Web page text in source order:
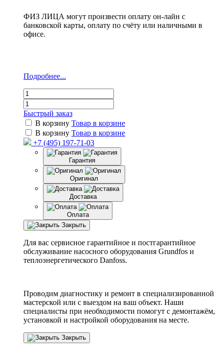
ФИЗ ЛИЦА могут произвести оплату он-лайн с
банковской карты, оплату по счёту или наличными в
офисе.
Подробнее...
Быстрый заказ
В корзину Товар в корзине
В корзину Товар в корзине
+7 (495) 197-71-03
Гарантия
Оригинал
Доставка
Оплата
Закрыть
Для вас сервисное гарантийное и постгарантийное
обслуживание насосного оборудования Grundfos и
теплоэнергетического Danfoss.
Проводим диагностику и ремонт в специализированной
мастерской или с выездом на ваш объект. Наши
специалисты при необходимости помогут с демонтажём,
установкой и настройкой оборудования на месте.
Закрыть